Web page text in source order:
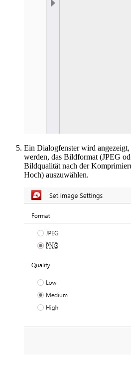
Ein Dialogfenster wird
werden, das Bildformat (JPEG
Bildqualität nach der
Hoch) auszuwählen.